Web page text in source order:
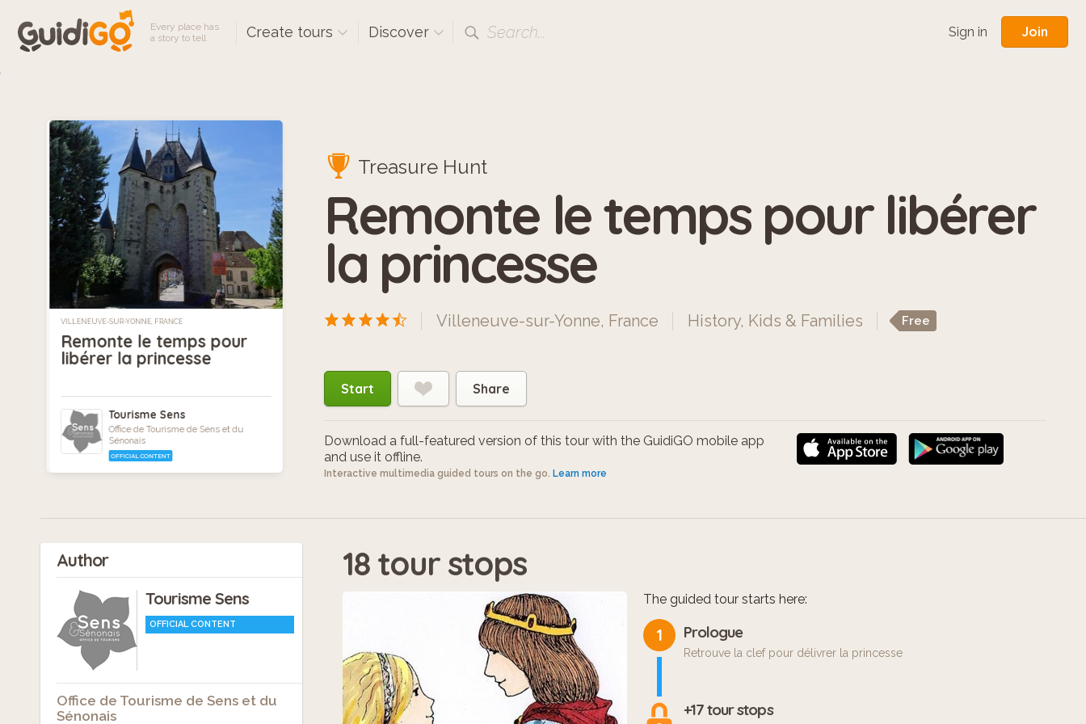
Every place has
a story to tell
Create tours Discover Search... Sign in Join
VILLENEUVE-SUR-YONNE, FRANCE
Remonte le temps pour
libérer la princesse
Tourisme Sens
Office de Tourisme de Sens et du
Sénonais
OFFICIAL CONTENT
Treasure Hunt
Remonte le temps pour libérer
la princesse
Villeneuve-sur-Yonne, France History, Kids & Families Free
Start Share
Download a full-featured version of this tour with the GuidiGO mobile app
and use it offline.
Interactive multimedia guided tours on the go. Learn more
Author
Tourisme Sens
OFFICIAL CONTENT
Office de Tourisme de Sens et du
Sénonais
18 tour stops
The guided tour starts here:
1 Prologue
Retrouve la clef pour délivrer la princesse
+17 tour stops